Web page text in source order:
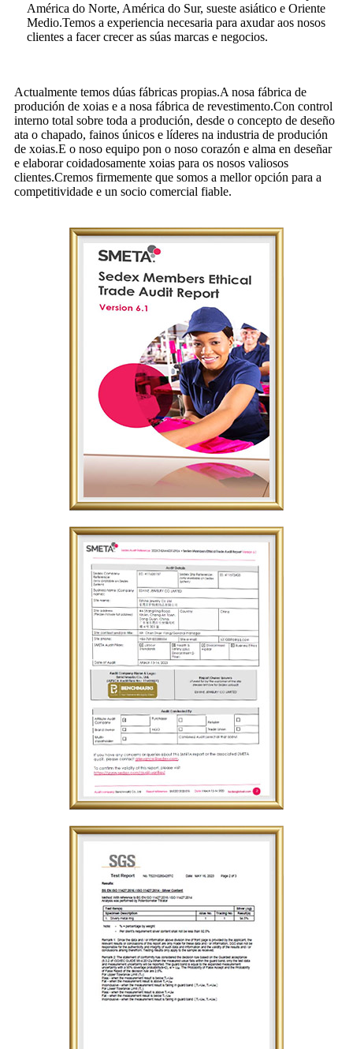
América do Norte, América do Sur, sueste asiático e Oriente
Medio.Temos a experiencia necesaria para axudar aos nosos
clientes a facer crecer as súas marcas e negocios.
Actualmente temos dúas fábricas propias.A nosa fábrica de
produción de xoias e a nosa fábrica de revestimento.Con control
interno total sobre toda a produción, desde o concepto de deseño
ata o chapado, fainos únicos e líderes na industria de produción
de xoias.E o noso equipo pon o noso corazón e alma en deseñar
e elaborar coidadosamente xoias para os nosos valiosos
clientes.Cremos firmemente que somos a mellor opción para a
competitividade e un socio comercial fiable.